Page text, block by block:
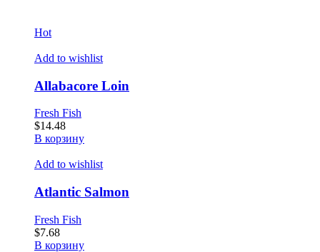
Hot
Add to wishlist
Allabacore Loin
Fresh Fish
$14.48
В корзину
Add to wishlist
Atlantic Salmon
Fresh Fish
$7.68
В корзину